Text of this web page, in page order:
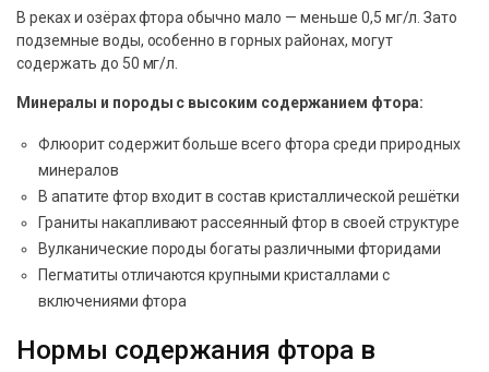
В реках и озёрах фтора обычно мало — меньше 0,5 мг/л. Зато
подземные воды, особенно в горных районах, могут
содержать до 50 мг/л.
Минералы и породы с высоким содержанием фтора:
Флюорит содержит больше всего фтора среди природных
минералов
В апатите фтор входит в состав кристаллической решётки
Граниты накапливают рассеянный фтор в своей структуре
Вулканические породы богаты различными фторидами
Пегматиты отличаются крупными кристаллами с
включениями фтора
Нормы содержания фтора в